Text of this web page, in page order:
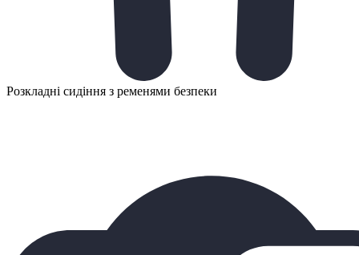
Розкладні сидіння з ременями безпеки